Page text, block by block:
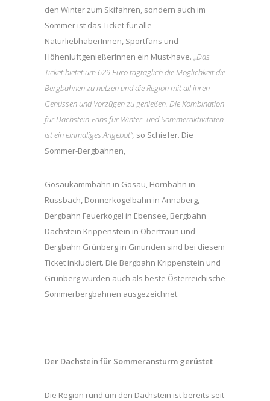
den Winter zum Skifahren, sondern auch im
Sommer ist das Ticket für alle
NaturliebhaberInnen, Sportfans und
HöhenluftgenießerInnen ein Must-have. „Das
Ticket bietet um 629 Euro tagtäglich die Möglichkeit die
Bergbahnen zu nutzen und die Region mit all ihren
Genüssen und Vorzügen zu genießen. Die Kombination
für Dachstein-Fans für Winter- und Sommeraktivitäten
ist ein einmaliges Angebot“, so Schiefer. Die
Sommer-Bergbahnen,
Gosaukammbahn in Gosau, Hornbahn in
Russbach, Donnerkogelbahn in Annaberg,
Bergbahn Feuerkogel in Ebensee, Bergbahn
Dachstein Krippenstein in Obertraun und
Bergbahn Grünberg in Gmunden sind bei diesem
Ticket inkludiert. Die Bergbahn Krippenstein und
Grünberg wurden auch als beste Österreichische
Sommerbergbahnen ausgezeichnet.
Der Dachstein für Sommeransturm gerüstet
Die Region rund um den Dachstein ist bereits seit